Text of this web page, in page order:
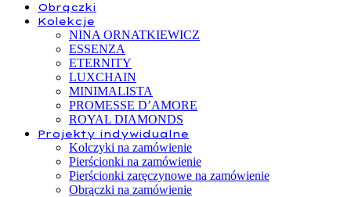
Obrączki
Kolekcje
NINA ORNATKIEWICZ
ESSENZA
ETERNITY
LUXCHAIN
MINIMALISTA
PROMESSE D’AMORE
ROYAL DIAMONDS
Projekty indywidualne
Kolczyki na zamówienie
Pierścionki na zamówienie
Pierścionki zaręczynowe na zamówienie
Obrączki na zamówienie